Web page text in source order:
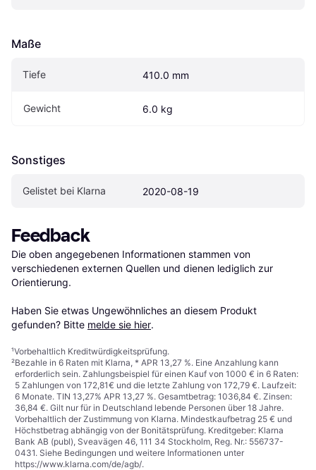
Maße
Tiefe 410.0 mm
Gewicht 6.0 kg
Sonstiges
Gelistet bei Klarna 2020-08-19
Feedback
Die oben angegebenen Informationen stammen von
verschiedenen externen Quellen und dienen lediglich zur
Orientierung.
Haben Sie etwas Ungewöhnliches an diesem Produkt
gefunden? Bitte melde sie hier.
¹Vorbehaltlich Kreditwürdigkeitsprüfung.
²Bezahle in 6 Raten mit Klarna, * APR 13,27 %. Eine Anzahlung kann
erforderlich sein. Zahlungsbeispiel für einen Kauf von 1000 € in 6 Raten:
5 Zahlungen von 172,81€ und die letzte Zahlung von 172,79 €. Laufzeit:
6 Monate. TIN 13,27% APR 13,27 %. Gesamtbetrag: 1036,84 €. Zinsen:
36,84 €. Gilt nur für in Deutschland lebende Personen über 18 Jahre.
Vorbehaltlich der Zustimmung von Klarna. Mindestkaufbetrag 25 € und
Höchstbetrag abhängig von der Bonitätsprüfung. Kreditgeber: Klarna
Bank AB (publ), Sveavägen 46, 111 34 Stockholm, Reg. Nr.: 556737-
0431. Siehe Bedingungen und weitere Informationen unter
https://www.klarna.com/de/agb/.